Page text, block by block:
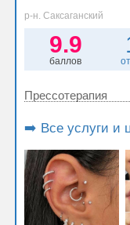
р-н. Саксаганский
9.9
баллов
Прессотерапия
➡️ Все услуги и